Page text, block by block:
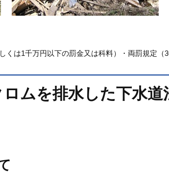
くは1千万円以下の罰金又は科料）・両罰規定（3
ムを排水した下水道